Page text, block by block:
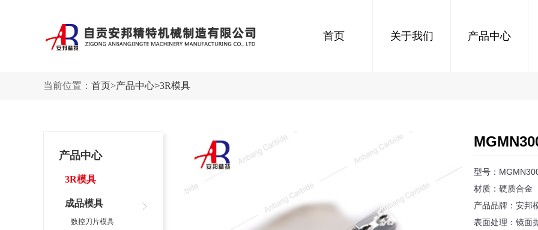
首页 关于我们 产品中心
当前位置： 首页>产品中心>3R模具
产品中心
3R模具
成品模具
数控刀片模具
型号：
材质：硬质合金
产品品牌：安邦
表面处理：镜面